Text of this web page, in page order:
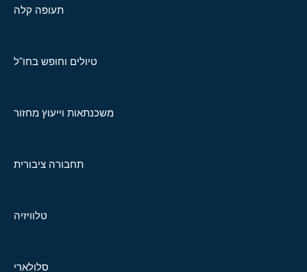
תעופה קלה
טיולים וחופש בחו"ל
משכנתאות וייעוץ מחזור
תחבורה ציבורית
טלוויזיה
סלולארי